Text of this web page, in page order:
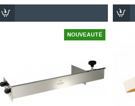
NOUVEAUTÉ